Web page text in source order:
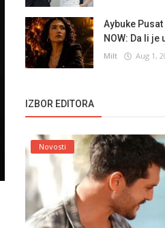
Aybuke
NOW: Da li je
Milt Aug 1,
IZBOR EDITORA
Novosti